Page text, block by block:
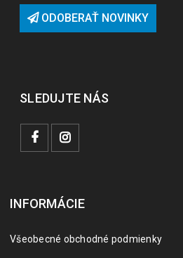
ODOBERAŤ NOVINKY
SLEDUJTE NÁS
INFORMÁCIE
Všeobecné obchodné podmienky